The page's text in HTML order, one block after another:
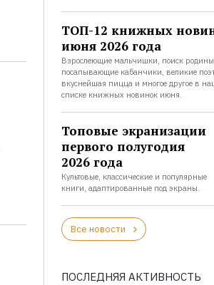
ТОП-12 книжных
июня 2026 года
Взрослеющие мальчишки, поиск
посапывающие кабанчики, великие
вкуснейшая пицца и многое другое в
списке книжных новинок июня.
Топовые экранизации
первого полугодия
2026 года
Культовые, классические и популярные
книги, адаптированные под экраны.
Все новости
ПОСЛЕДНЯЯ АКТИВНОСТЬ